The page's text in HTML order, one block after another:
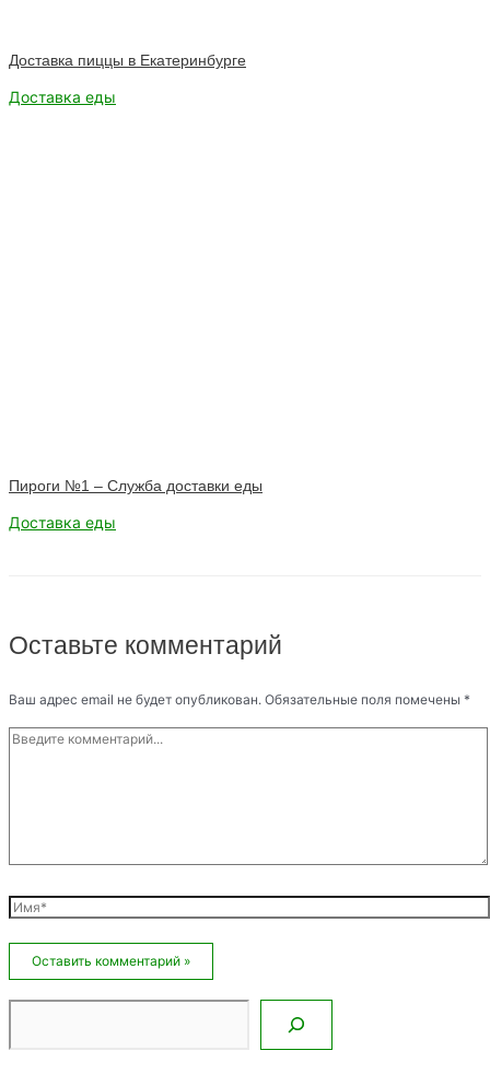
Доставка пиццы в Екатеринбурге
Доставка еды
Пироги №1 – Служба доставки еды
Доставка еды
Оставьте комментарий
Ваш адрес email не будет опубликован. Обязательные поля помечены *
Введите
комментарий...
Имя*